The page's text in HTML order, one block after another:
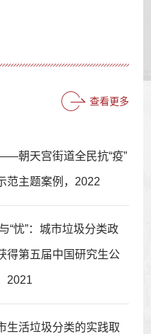
查看更多
朝天宫街道全民抗“疫”
范主题案例，2022
“忧”：城市垃圾分类政
得第五届中国研究生公
2021
生活垃圾分类的实践取